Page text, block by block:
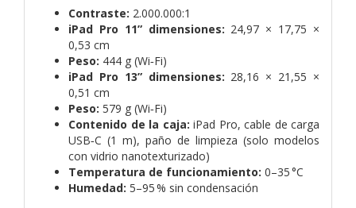
Contraste: 2.000.000:1
iPad Pro 11” dimensiones: 24,97 × 17,75 ×
0,53 cm
Peso: 444 g (Wi‑Fi)
iPad Pro 13” dimensiones: 28,16 × 21,55 ×
0,51 cm
Peso: 579 g (Wi‑Fi)
Contenido de la caja: iPad Pro, cable de carga
USB‑C (1 m), paño de limpieza (solo modelos
con vidrio nanotexturizado)
Temperatura de funcionamiento: 0–35 °C
Humedad: 5–95 % sin condensación